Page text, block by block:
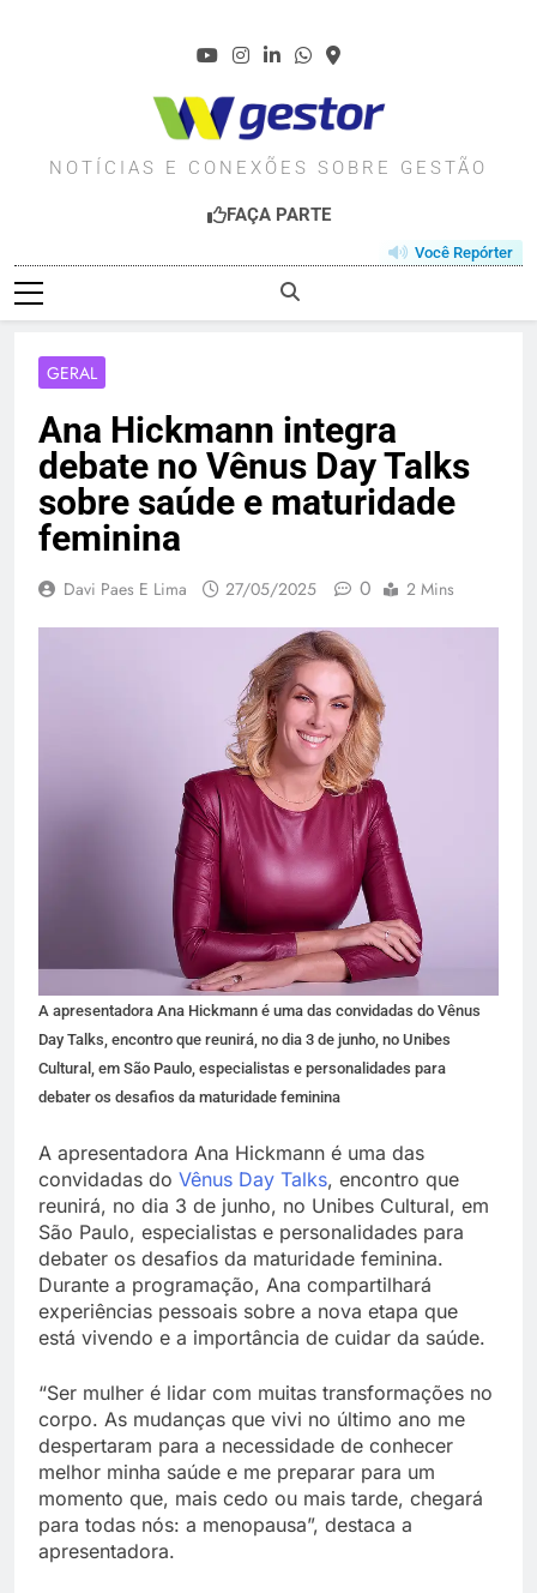
WGESTOR.COM.BR
NOTÍCIAS E CONEXÕES SOBRE GESTÃO
FAÇA PARTE
Você Repórter
GERAL
Ana Hickmann integra
debate no Vênus Day Talks
sobre saúde e maturidade
feminina
Davi Paes E Lima 27/05/2025 0 2 Mins
A apresentadora Ana Hickmann é uma das convidadas do Vênus
Day Talks, encontro que reunirá, no dia 3 de junho, no Unibes
Cultural, em São Paulo, especialistas e personalidades para
debater os desafios da maturidade feminina
A apresentadora Ana Hickmann é uma das
convidadas do Vênus Day Talks, encontro que
reunirá, no dia 3 de junho, no Unibes Cultural, em
São Paulo, especialistas e personalidades para
debater os desafios da maturidade feminina.
Durante a programação, Ana compartilhará
experiências pessoais sobre a nova etapa que
está vivendo e a importância de cuidar da saúde.
“Ser mulher é lidar com muitas transformações no
corpo. As mudanças que vivi no último ano me
despertaram para a necessidade de conhecer
melhor minha saúde e me preparar para um
momento que, mais cedo ou mais tarde, chegará
para todas nós: a menopausa”, destaca a
apresentadora.